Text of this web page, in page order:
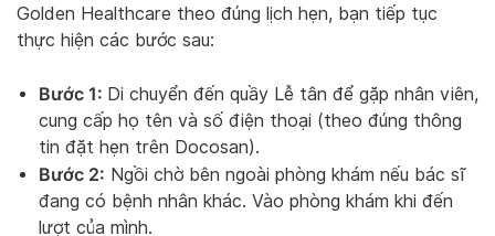
Golden Healthcare theo đúng lịch hẹn, bạn tiếp tục
thực hiện các bước sau:
Bước 1: Di chuyển đến quầy Lễ tân để gặp nhân viên,
cung cấp họ tên và số điện thoại (theo đúng thông
tin đặt hẹn trên Docosan).
Bước 2: Ngồi chờ bên ngoài phòng khám nếu bác sĩ
đang có bệnh nhân khác. Vào phòng khám khi đến
lượt của mình.